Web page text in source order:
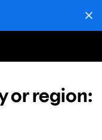
or region: